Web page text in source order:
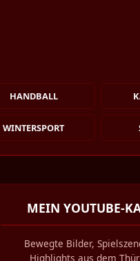
HANDBALL
WINTERSPORT
MEIN YOUTUBE-
Bewegte Bilder,
Highlights aus dem